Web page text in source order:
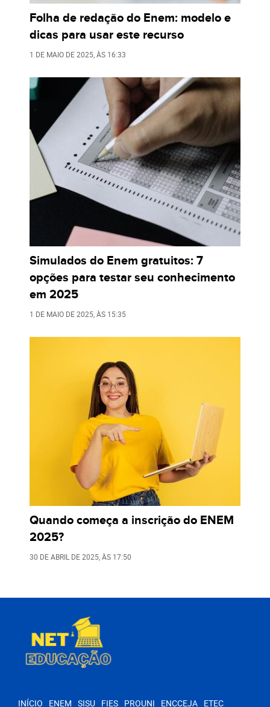
Folha de redação do Enem: modelo e
dicas para usar este recurso
1 DE MAIO DE 2025 , ÀS 16:33
Simulados do Enem gratuitos: 7
opções para testar seu conhecimento
em 2025
1 DE MAIO DE 2025 , ÀS 15:35
Quando começa a inscrição do ENEM
2025?
30 DE ABRIL DE 2025 , ÀS 17:50
INÍCIO ENEM SISU FIES PROUNI ENCCEJA ETEC